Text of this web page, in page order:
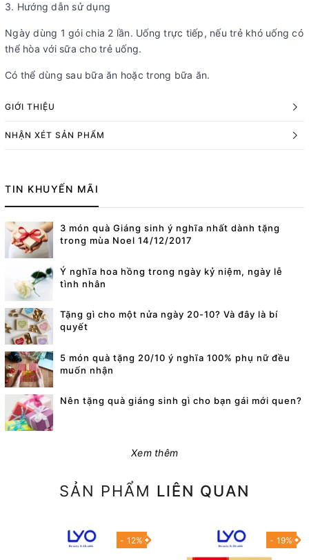
3. Hướng dẫn sử dụng
Ngày dùng 1 gói chia 2 lần. Uống trực tiếp, nếu trẻ khó uống có
thể hòa với sữa cho trẻ uống.
Có thể dùng sau bữa ăn hoặc trong bữa ăn.
GIỚI THIỆU
NHẬN XÉT SẢN PHẨM
TIN KHUYẾN MÃI
3 món quà Giáng sinh ý nghĩa nhất dành tặng
trong mùa Noel 14/12/2017
Ý nghĩa hoa hồng trong ngày kỷ niệm, ngày lễ
tình nhân
Tặng gì cho một nửa ngày 20-10? Và đây là bí
quyết
5 món quà tặng 20/10 ý nghĩa 100% phụ nữ đều
muốn nhận
Nên tặng quà giáng sinh gì cho bạn gái mới quen?
Xem thêm
SẢN PHẨM LIÊN QUAN
- 12% - 19%